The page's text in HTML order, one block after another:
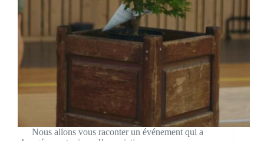
Nous allons vous raconter un événement qui a